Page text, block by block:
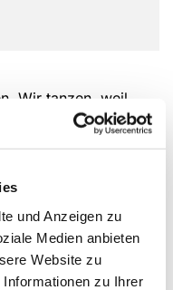
und Anzeigen zu
Medien anbieten
Website zu
zu Ihrer
Wir tanzen, weil
gut tut
uns fordern und
bitte